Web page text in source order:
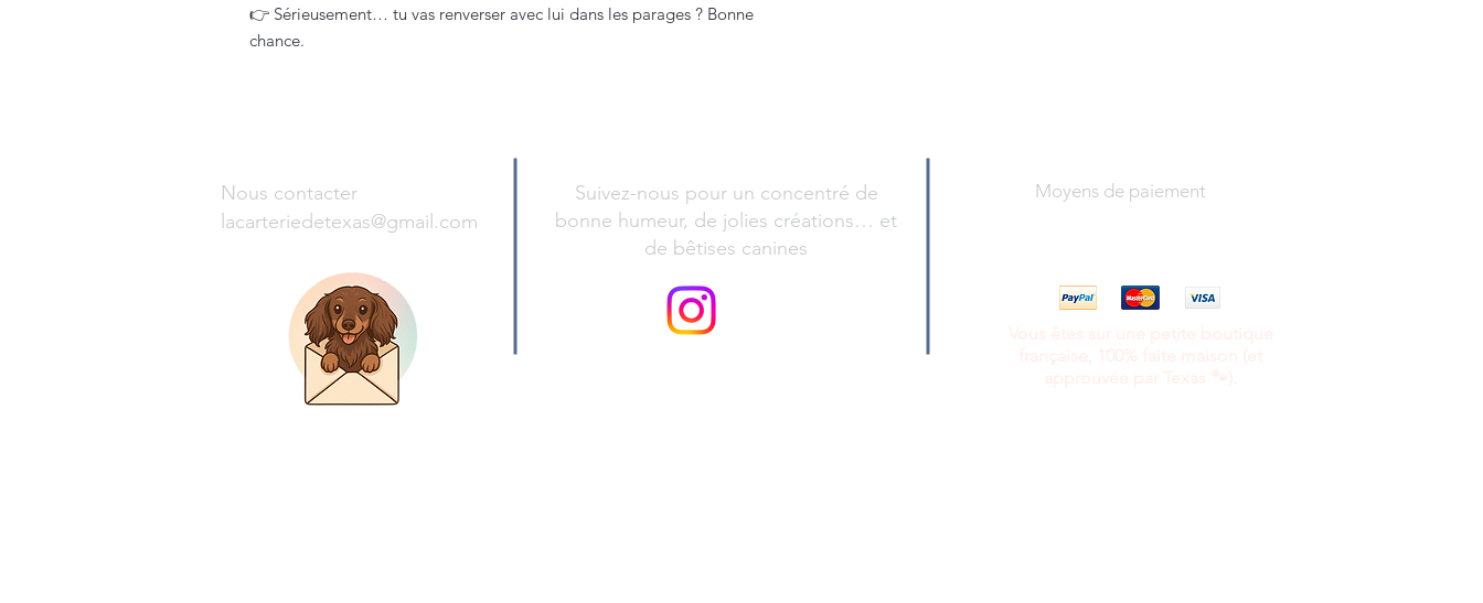
👉 Sérieusement… tu vas renverser avec lui dans les parages ? Bonne
chance.
Nous contacter
lacarteriedetexas@gmail.com
Moyens de paiement
Suivez-nous pour un concentré de
bonne humeur, de jolies créations… et
de bêtises canines